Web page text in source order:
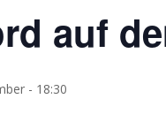
auf
- 18:30